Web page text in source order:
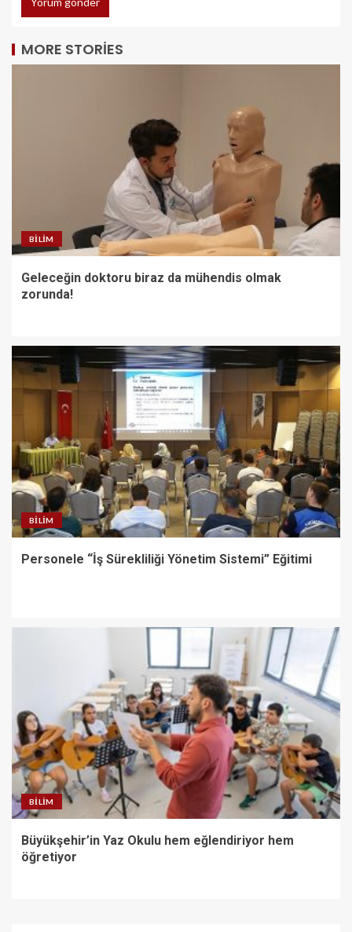
MORE STORIES
BILIM
Geleceğin doktoru biraz da mühendis olmak
zorunda!
BILIM
Personele “İş Sürekliliği Yönetim Sistemi” Eğitimi
BILIM
Büyükşehir’in Yaz Okulu hem eğlendiriyor hem
öğretiyor